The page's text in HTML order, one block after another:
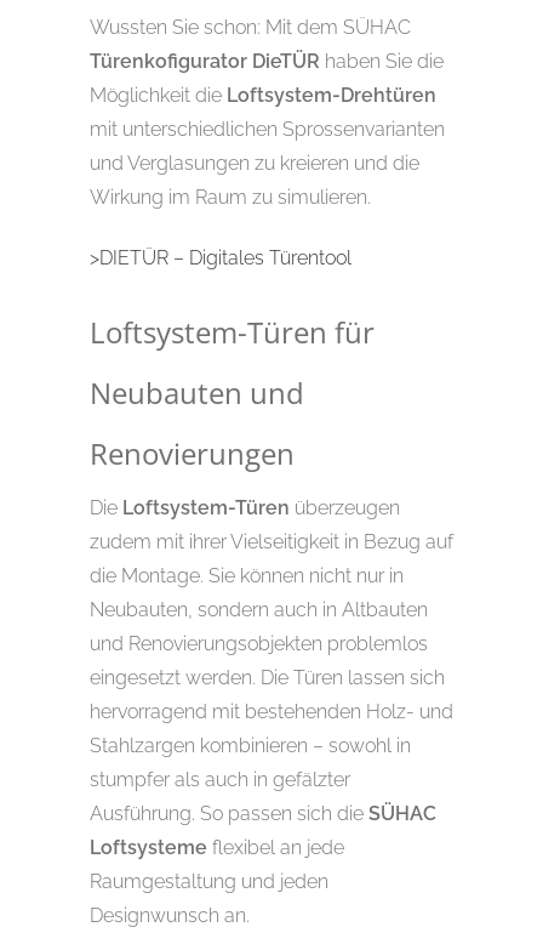
Wussten Sie schon: Mit dem SÜHAC
Türenkofigurator DieTÜR haben Sie die
Möglichkeit die Loftsystem-Drehtüren
mit unterschiedlichen Sprossenvarianten
und Verglasungen zu kreieren und die
Wirkung im Raum zu simulieren.
>DIETÜR – Digitales Türentool
Loftsystem-Türen für
Neubauten und
Renovierungen
Die Loftsystem-Türen überzeugen
zudem mit ihrer Vielseitigkeit in Bezug auf
die Montage. Sie können nicht nur in
Neubauten, sondern auch in Altbauten
und Renovierungsobjekten problemlos
eingesetzt werden. Die Türen lassen sich
hervorragend mit bestehenden Holz- und
Stahlzargen kombinieren – sowohl in
stumpfer als auch in gefälzter
Ausführung. So passen sich die SÜHAC
Loftsysteme flexibel an jede
Raumgestaltung und jeden
Designwunsch an.